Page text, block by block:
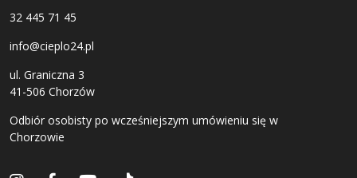
32 445 71 45
info@cieplo24.pl
ul. Graniczna 3
41-506 Chorzów
Odbiór osobisty po wcześniejszym umówieniu się w
Chorzowie